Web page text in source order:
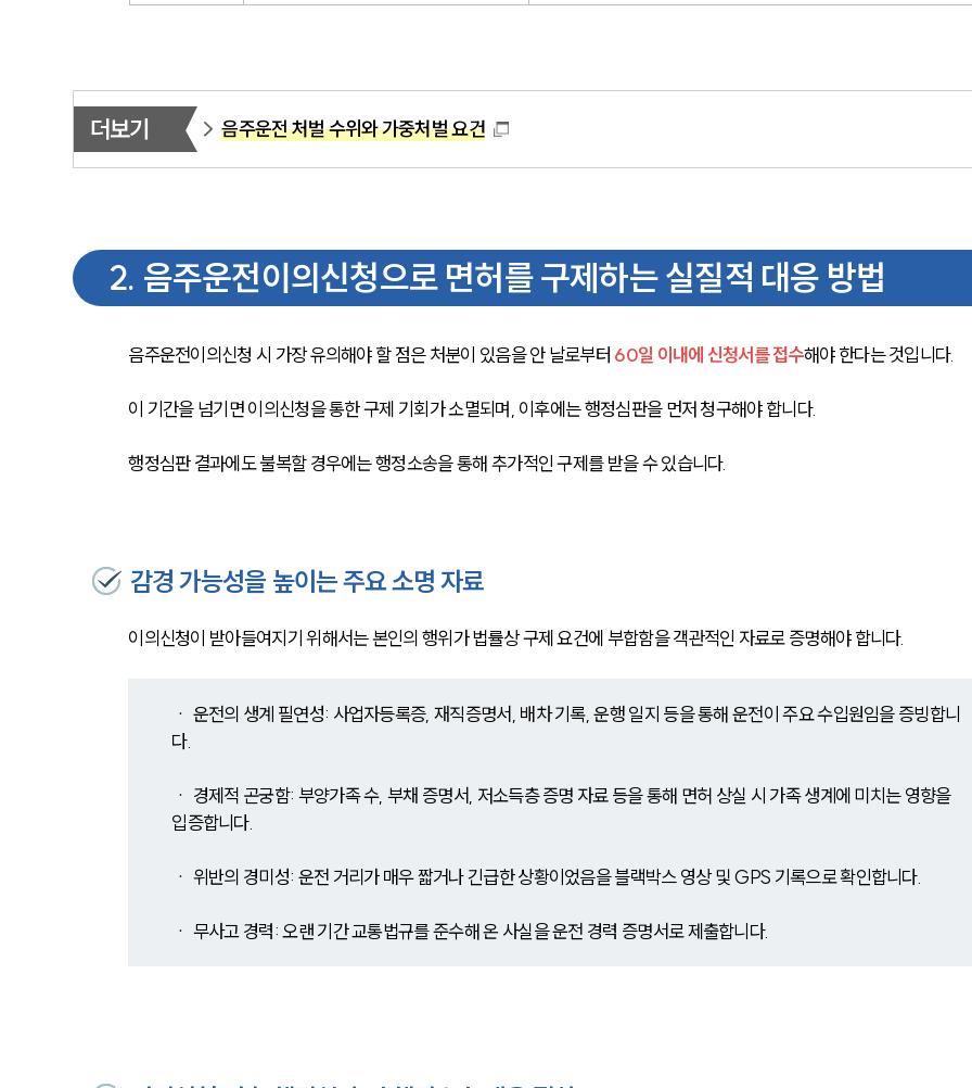
더보기 음주운전 처벌 수위와 가중처벌 요건
2. 음주운전이의신청으로 면허를 구제하는 실질적 대응 방법
음주운전이의신청 시 가장 유의해야 할 점은 처분이 있음을 안 날로부터 60일 이내에 신청서를 접수해야 한다는 것입니다.
이 기간을 넘기면 이의신청을 통한 구제 기회가 소멸되며, 이후에는 행정심판을 먼저 청구해야 합니다.
행정심판 결과에도 불복할 경우에는 행정소송을 통해 추가적인 구제를 받을 수 있습니다.
감경 가능성을 높이는 주요 소명 자료
이의신청이 받아들여지기 위해서는 본인의 행위가 법률상 구제 요건에 부합함을 객관적인 자료로 증명해야 합니다.
ㆍ 운전의 생계 필연성: 사업자등록증, 재직증명서, 배차 기록, 운행 일지 등을 통해 운전이 주요 수입원임을 증빙합니
다.
ㆍ 경제적 곤궁함: 부양가족 수, 부채 증명서, 저소득층 증명 자료 등을 통해 면허 상실 시 가족 생계에 미치는 영향을
입증합니다.
ㆍ 위반의 경미성: 운전 거리가 매우 짧거나 긴급한 상황이었음을 블랙박스 영상 및 GPS 기록으로 확인합니다.
ㆍ 무사고 경력: 오랜 기간 교통법규를 준수해 온 사실을 운전 경력 증명서로 제출합니다.